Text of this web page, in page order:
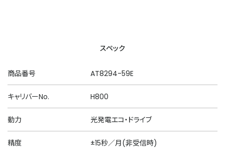
スペック
商品番号 AT8294-59E
キャリバーNo. H800
動力 光発電エコ・ドライブ
精度 ±15秒／月(非受信時)